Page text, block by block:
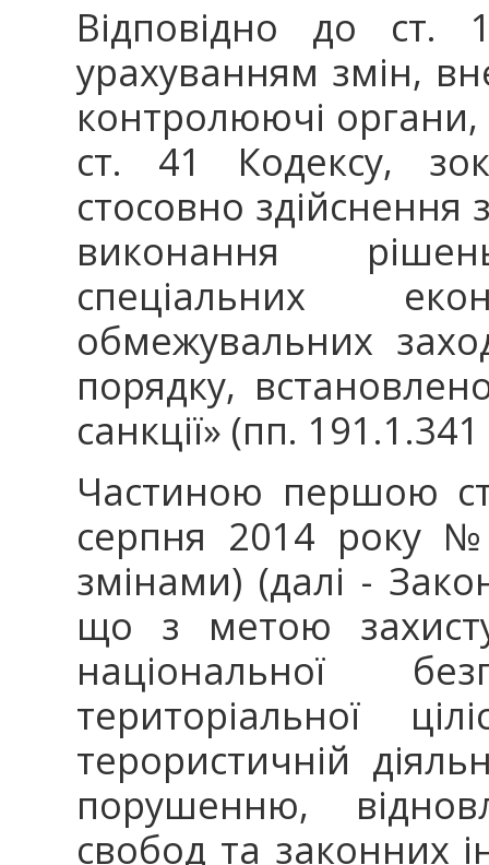
Відповідно до ст.
урахуванням змін,
контролюючі
ст. 41 Кодексу,
стосовно
виконання
спеціальних
обмежувальних
порядку,
санкції» (пп.
Частиною першою
серпня 2014 року №
змінами) (далі -
що з метою захисту
національної
територіальної
терористичній
порушенню,
свобод та законних